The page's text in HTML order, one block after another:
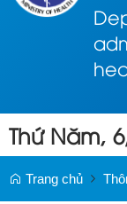
Thứ Năm,
Trang chủ